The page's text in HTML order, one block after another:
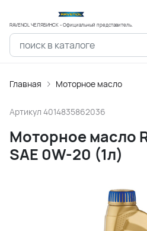
RAVENOL ЧЕЛЯБИНСК - Официальный представитель.
Главная Моторное масло
Артикул 4014835862036
Моторное масло
SAE 0W-20 (1л)